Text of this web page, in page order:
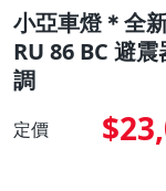
小亞車燈＊全
RU 86 BC 避
調
定價